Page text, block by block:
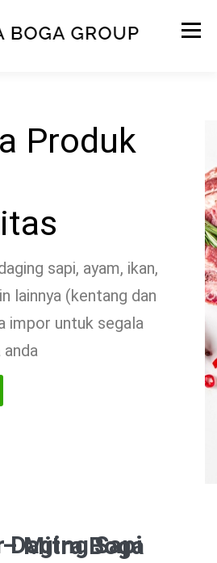
Menu
Produk
sapi, ayam, ikan,
lainnya (kentang dan
impor untuk segala
anda